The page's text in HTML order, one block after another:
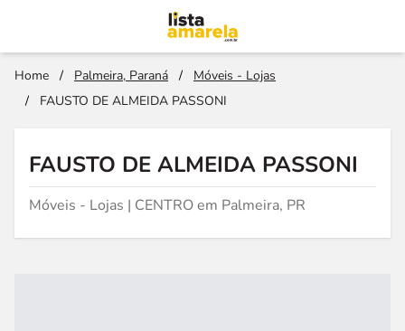
Home / Palmeira, Paraná /
Móveis - Lojas
/
FAUSTO DE ALMEIDA PASSONI
FAUSTO DE ALMEIDA PASSONI
Móveis - Lojas | CENTRO em Palmeira, PR